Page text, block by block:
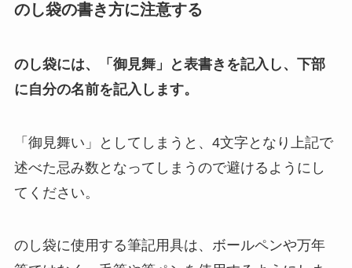
のし袋の書き方に注意する
のし袋には、「御見舞」と表書きを記入し、下部
に自分の名前を記入します。
「御見舞い」としてしまうと、4文字となり上記で
述べた忌み数となってしまうので避けるようにし
てください。
のし袋に使用する筆記用具は、ボールペンや万年